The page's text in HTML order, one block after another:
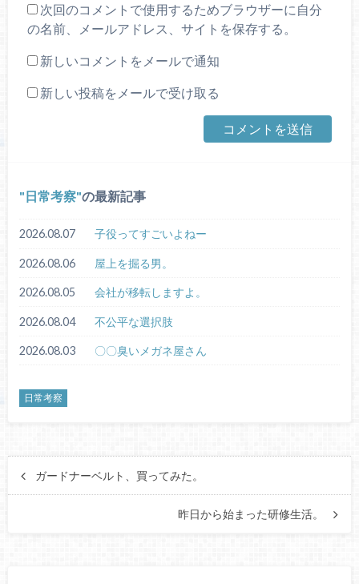
次回のコメントで使用するためブラウザーに自分
の名前、メールアドレス、サイトを保存する。
新しいコメントをメールで通知
新しい投稿をメールで受け取る
日常考察 の最新記事
2026.08.07 子役ってすごいよねー
2026.08.06 屋上を掘る男。
2026.08.05 会社が移転しますよ。
2026.08.04 不公平な選択肢
2026.08.03 〇〇臭いメガネ屋さん
日常考察
ガードナーベルト、買ってみた。
昨日から始まった研修生活。